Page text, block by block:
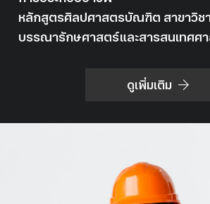
หลักสูตรศิลปศาสตรบัณฑิต สาขาวิช
บรรณารักษศาสตร์และสารสนเทศศ
ดูเพิ่มเติม